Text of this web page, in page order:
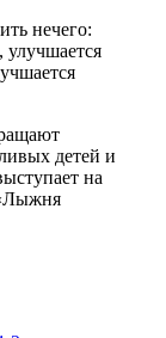
нечего:
улучшается
детей и
на